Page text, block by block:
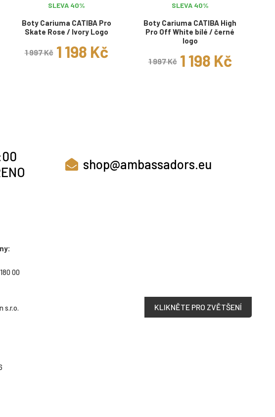
SLEVA 40%
Boty Cariuma CATIBA Pro
Skate Rose / Ivory Logo
1 997 Kč 1 198 Kč
SLEVA 40%
Boty Cariuma CATIBA High
Pro Off White bílé / černé
logo
1 997 Kč 1 198 Kč
shop@ambassadors.eu
00
s.r.o.
KLIKNĚTE PRO ZVĚTŠENÍ